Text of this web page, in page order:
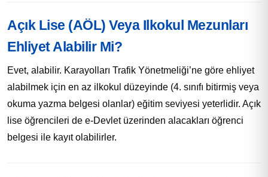
Açık Lise (AÖL) Veya Ilkokul Mezunları
Ehliyet Alabilir Mi?
Evet, alabilir. Karayolları Trafik Yönetmeliği’ne göre ehliyet
alabilmek için en az ilkokul düzeyinde (4. sınıfı bitirmiş veya
okuma yazma belgesi olanlar) eğitim seviyesi yeterlidir. Açık
lise öğrencileri de e-Devlet üzerinden alacakları öğrenci
belgesi ile kayıt olabilirler.